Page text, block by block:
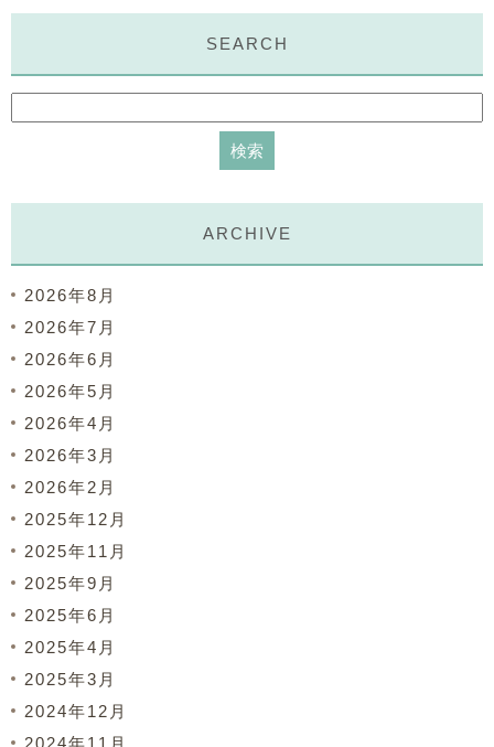
SEARCH
ARCHIVE
2026年8月
2026年7月
2026年6月
2026年5月
2026年4月
2026年3月
2026年2月
2025年12月
2025年11月
2025年9月
2025年6月
2025年4月
2025年3月
2024年12月
2024年11月